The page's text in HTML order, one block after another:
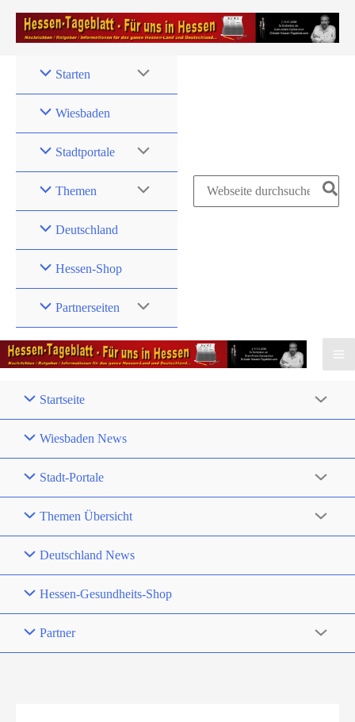
Zum
Inhalt
Starten
Wiesbaden
Stadtportale
Themen
Deutschland
Hessen-Shop
Partnerseiten
Search
Startseite
Wiesbaden News
Stadt-Portale
Themen Übersicht
Deutschland News
Hessen-Gesundheits-Shop
Partner